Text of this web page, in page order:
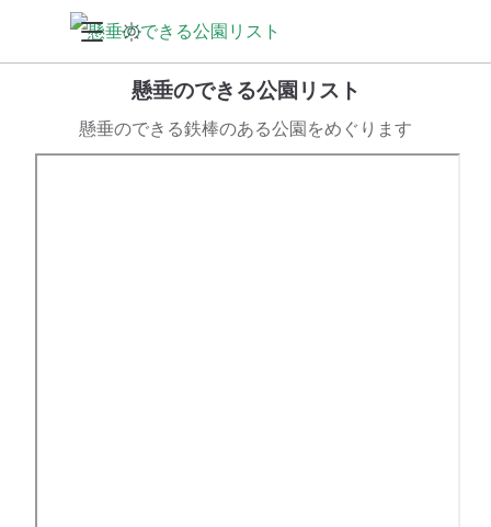
懸垂のできる公園リスト
懸垂のできる鉄棒のある公園をめぐります